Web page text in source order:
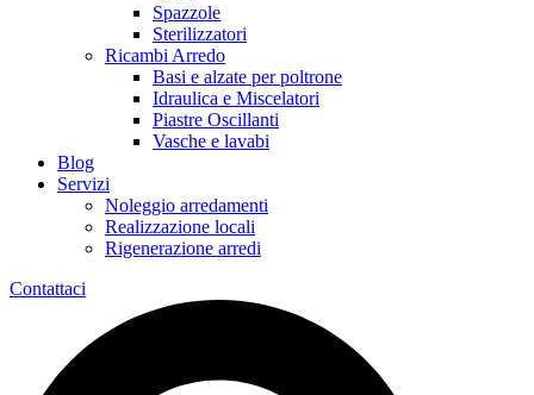
Spazzole
Sterilizzatori
Ricambi Arredo
Basi e alzate per poltrone
Idraulica e Miscelatori
Piastre Oscillanti
Vasche e lavabi
Blog
Servizi
Noleggio arredamenti
Realizzazione locali
Rigenerazione arredi
Contattaci